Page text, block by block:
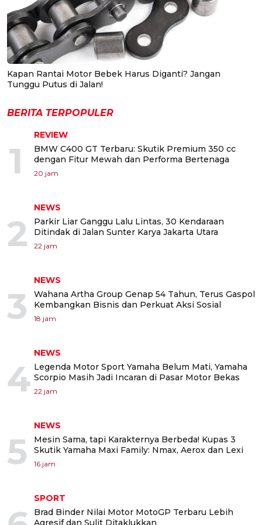
Kapan Rantai Motor Bebek Harus Diganti? Jangan
Tunggu Putus di Jalan!
BERITA TERPOPULER
1
REVIEW
BMW C400 GT Terbaru: Skutik Premium 350 cc
dengan Fitur Mewah dan Performa Bertenaga
20 jam
2
NEWS
Parkir Liar Ganggu Lalu Lintas, 30 Kendaraan
Ditindak di Jalan Sunter Karya Jakarta Utara
22 jam
3
NEWS
Wahana Artha Group Genap 54 Tahun, Terus Gaspol
Kembangkan Bisnis dan Perkuat Aksi Sosial
18 jam
4
NEWS
Legenda Motor Sport Yamaha Belum Mati, Yamaha
Scorpio Masih Jadi Incaran di Pasar Motor Bekas
22 jam
5
NEWS
Mesin Sama, tapi Karakternya Berbeda! Kupas 3
Skutik Yamaha Maxi Family: Nmax, Aerox dan Lexi
16 jam
SPORT
Brad Binder Nilai Motor MotoGP Terbaru Lebih
Agresif dan Sulit Ditaklukkan